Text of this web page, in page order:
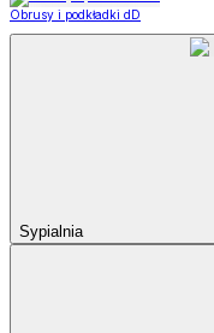
Obrusy i podkładki dD
Sypialnia